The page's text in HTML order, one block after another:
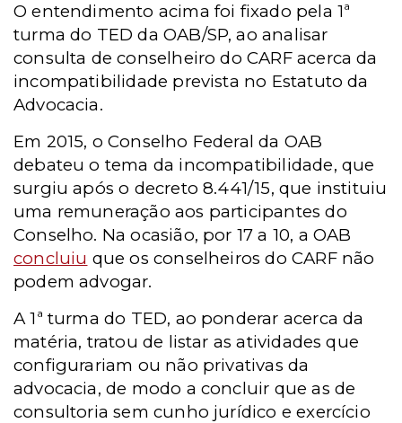
O entendimento acima foi fixado pela 1ª
turma do TED da OAB/SP, ao analisar
consulta de conselheiro do CARF acerca da
incompatibilidade prevista no Estatuto da
Advocacia.
Em 2015, o Conselho Federal da OAB
debateu o tema da incompatibilidade, que
surgiu após o decreto 8.441/15, que instituiu
uma remuneração aos participantes do
Conselho. Na ocasião, por 17 a 10, a OAB
concluiu que os conselheiros do CARF não
podem advogar.
A 1ª turma do TED, ao ponderar acerca da
matéria, tratou de listar as atividades que
configurariam ou não privativas da
advocacia, de modo a concluir que as de
consultoria sem cunho jurídico e exercício